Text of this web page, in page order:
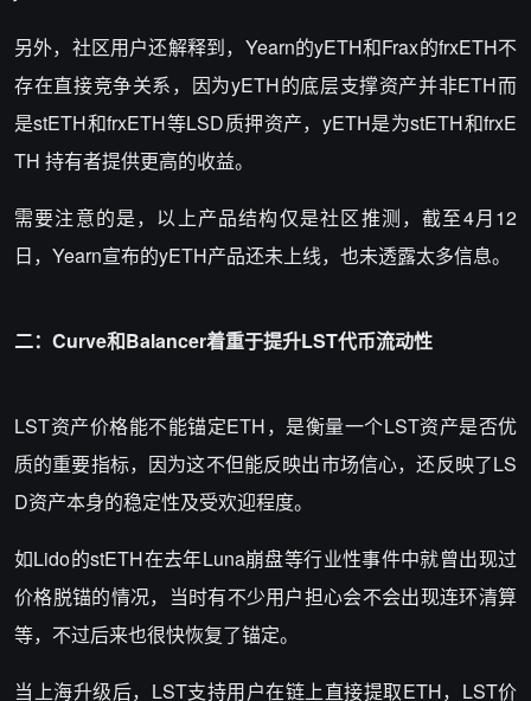
另外，社区用户还解释到，Yearn的yETH和Frax的frxETH不
存在直接竞争关系，因为yETH的底层支撑资产并非ETH而
是stETH和frxETH等LSD质押资产，yETH是为stETH和frxE
TH 持有者提供更高的收益。
需要注意的是，以上产品结构仅是社区推测，截至4月12
日，Yearn宣布的yETH产品还未上线，也未透露太多信息。
二：Curve和Balancer着重于提升LST代币流动性
LST资产价格能不能锚定ETH，是衡量一个LST资产是否优
质的重要指标，因为这不但能反映出市场信心，还反映了LS
D资产本身的稳定性及受欢迎程度。
如Lido的stETH在去年Luna崩盘等行业性事件中就曾出现过
价格脱锚的情况，当时有不少用户担心会不会出现连环清算
等，不过后来也很快恢复了锚定。
当上海升级后，LST支持用户在链上直接提取ETH，LST价